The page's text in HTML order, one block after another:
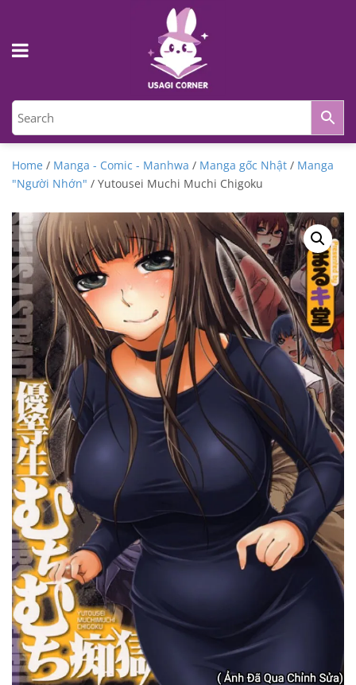
Home / Manga - Comic - Manhwa / Manga gốc Nhật / Manga
"Người Nhớn" / Yutousei Muchi Muchi Chigoku